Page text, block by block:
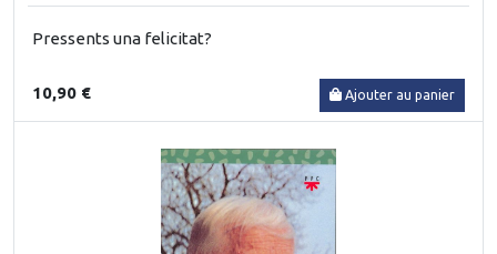
Pressents una felicitat?
10,90 € Ajouter au panier